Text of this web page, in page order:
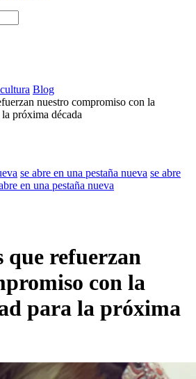
Blog
nuestro compromiso con la
próxima década
se abre en una pestaña nueva se abre
en una pestaña nueva
que refuerzan
con la
para la próxima